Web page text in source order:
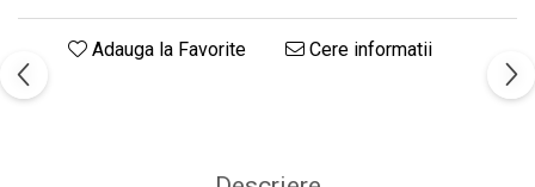
Adauga la Favorite Cere informatii